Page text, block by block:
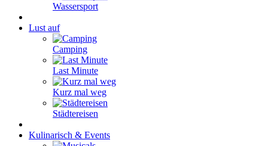
Wassersport
Lust auf
Camping
Last Minute
Kurz mal weg
Städtereisen
Kulinarisch & Events